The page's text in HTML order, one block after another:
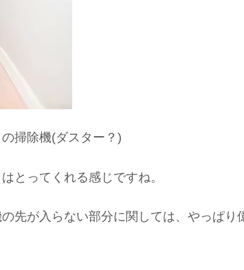
掃除機(ダスター？)
とってくれる感じですね。
先が入らない部分に関しては、やっぱり